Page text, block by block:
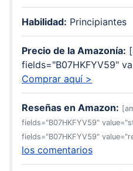
Habilidad: Principiantes
Precio de la Amazonía:
fields="B07HKFYV59"
Comprar aquí >
Reseñas en Amazon:
fields="B07HKFYV59"
fields="B07HKFYV59"
los comentarios